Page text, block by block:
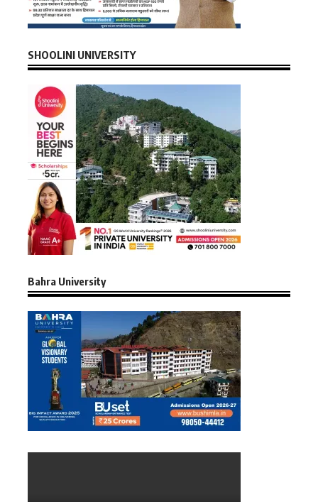
SHOOLINI UNIVERSITY
Bahra University